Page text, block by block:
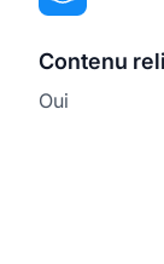
Contenu
Oui